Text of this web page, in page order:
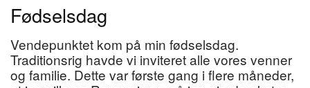
Fødselsdag
Vendepunktet kom på min fødselsdag.
Traditionsrig havde vi inviteret alle vores venner
og familie. Dette var første gang i flere måneder,